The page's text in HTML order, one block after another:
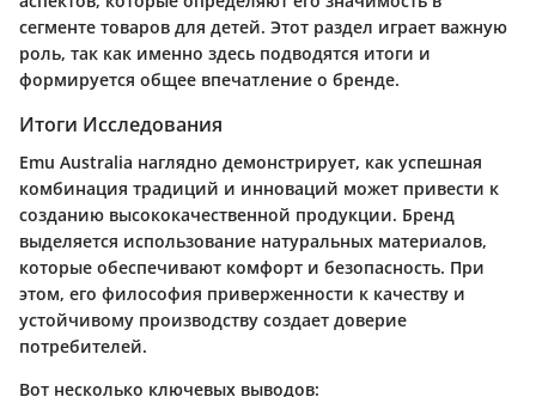
сегменте товаров для детей. Этот раздел играет важную
роль, так как именно здесь подводятся итоги и
формируется общее впечатление о бренде.
Итоги Исследования
Emu Australia наглядно демонстрирует, как успешная
комбинация традиций и инноваций может привести к
созданию высококачественной продукции. Бренд
выделяется использование натуральных материалов,
которые обеспечивают комфорт и безопасность. При
этом, его философия приверженности к качеству и
устойчивому производству создает доверие
потребителей.
Вот несколько ключевых выводов: